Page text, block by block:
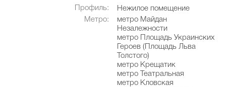
Профиль:
Нежилое помещение
Метро:
метро Майдан
Незалежности
метро Площадь Украинских
Героев (Площадь Льва
Толстого)
метро Крещатик
метро Театральная
метро Кловская